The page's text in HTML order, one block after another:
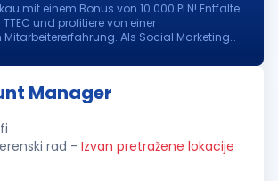
mit einem Bonus von 10.000 PLN! Entfalte
und profitiere von einer
Als Social Marketing
be...
Manager
rad - Izvan pretražene lokacije